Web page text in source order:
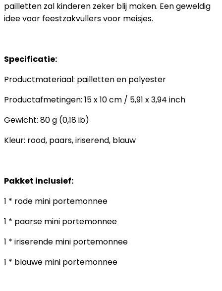
pailletten zal kinderen zeker blij maken. Een geweldig
idee voor feestzakvullers voor meisjes.
Specificatie:
Productmateriaal: pailletten en polyester
Productafmetingen: 15 x 10 cm / 5,91 x 3,94 inch
Gewicht: 80 g (0,18 ib)
Kleur: rood, paars, iriserend, blauw
Pakket inclusief:
1 * rode mini portemonnee
1 * paarse mini portemonnee
1 * iriserende mini portemonnee
1 * blauwe mini portemonnee